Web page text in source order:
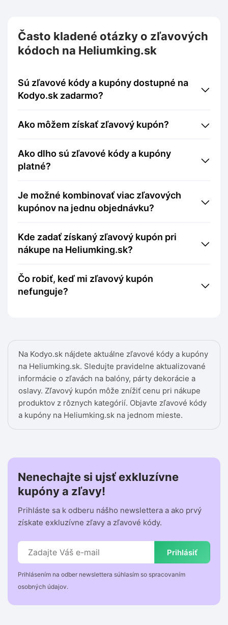
Na Kodyo.sk nájdete aktuálne zľavové kódy a kupóny
na Heliumking.sk. Sledujte pravidelne aktualizované
informácie o zľavách na balóny, párty dekorácie a
oslavy. Zľavový kupón môže znížiť cenu pri nákupe
produktov z rôznych kategórií. Objavte zľavové kódy
a kupóny na Heliumking.sk na jednom mieste.
Často kladené otázky o zľavových
kódoch na Heliumking.sk
Sú zľavové kódy a kupóny dostupné na
Kodyo.sk zadarmo?
Ako môžem získať zľavový kupón?
Ako dlho sú zľavové kódy a kupóny
platné?
Je možné kombinovať viac zľavových
kupónov na jednu objednávku?
Kde zadať získaný zľavový kupón pri
nákupe na Heliumking.sk?
Čo robiť, keď mi zľavový kupón
nefunguje?
Nenechajte si ujsť exkluzívne
kupóny a zľavy!
Prihláste sa k odberu nášho newslettera a ako prvý
získate exkluzívne zľavy a zľavové kódy.
Prihlásiť
Prihlásením na odber newslettera súhlasím so spracovaním
osobných údajov.